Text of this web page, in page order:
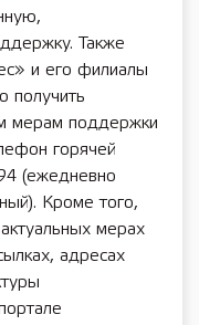
Также
и его филиалы
получить
мерам поддержки
горячей
(ежедневно
Кроме того,
мерах
адресах